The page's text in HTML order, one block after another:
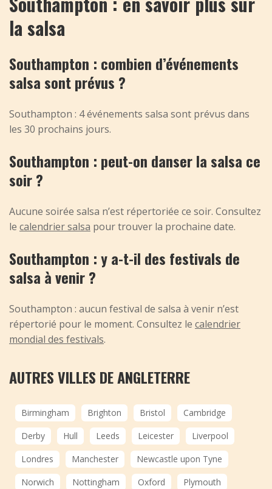
la salsa
Southampton : combien d’événements
salsa sont prévus ?
Southampton : 4 événements salsa sont prévus dans
les 30 prochains jours.
Southampton : peut-on danser la salsa ce
soir ?
Aucune soirée salsa n’est répertoriée ce soir. Consultez
le calendrier salsa pour trouver la prochaine date.
Southampton : y a-t-il des festivals de
salsa à venir ?
Southampton : aucun festival de salsa à venir n’est
répertorié pour le moment. Consultez le calendrier
mondial des festivals.
AUTRES VILLES DE ANGLETERRE
Birmingham Brighton Bristol
Cambridge
Derby
Hull Leeds Leicester
Liverpool
Londres
Manchester
Newcastle upon Tyne
Norwich
Nottingham Oxford
Plymouth